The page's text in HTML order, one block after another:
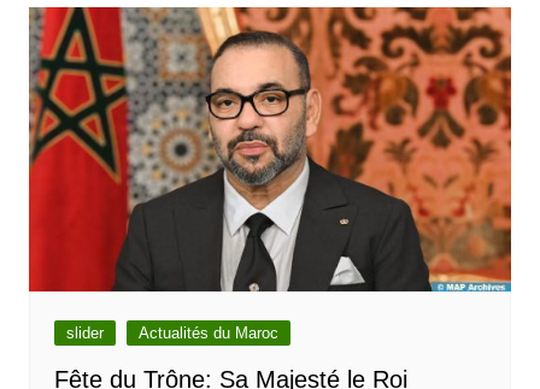
slider Actualités du Maroc
Fête du Trône: Sa Majesté le Roi